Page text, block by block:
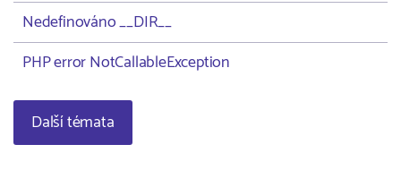
Nedefinováno __DIR__
PHP error NotCallableException
Další témata